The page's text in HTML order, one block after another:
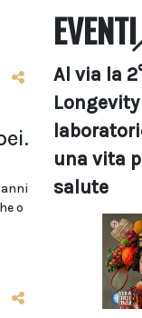
anni
o
EVENTI
Al via la
una vita
salute